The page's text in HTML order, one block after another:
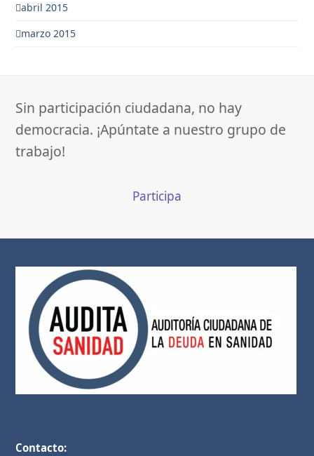
abril 2015
marzo 2015
Sin participación ciudadana, no hay
democracia. ¡Apúntate a nuestro grupo de
trabajo!
Participa
Contacto: